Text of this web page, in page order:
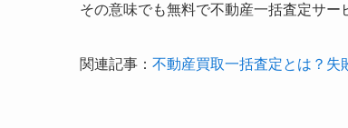
その意味でも無料で不動産一括査定サー
関連記事： 不動産買取一括査定とは？失